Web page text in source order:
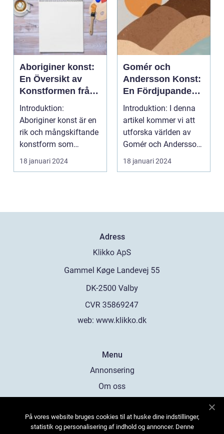
Aboriginer konst:
En Översikt av
Konstformen från
Australiens
Urinvånare
Introduktion:
Aboriginer konst är en
rik och mångskiftande
konstform som
härstammar från
Australiens...
18 januari 2024
Gomér och
Andersson Konst:
En Fördjupande
Översikt
Introduktion: I denna
artikel kommer vi att
utforska världen av
Gomér och Andersson
konst, dess olik...
18 januari 2024
Adress
web: www.klikko.dk
Menu
Annonsering
Om oss
Kontakta oss
På vores website bruges cookies til at huske dine indstillinger,
statistik og personalisering af indhold og annoncer. Denne